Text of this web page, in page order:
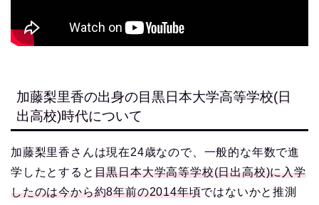
加藤梨里香の出身の目黒日本大学高等学校(日
出高校)時代について
加藤梨里香さんは現在24歳なので、一般的な年数で進
学したとすると 目黒日本大学高等学校(日出高校)に入学
したのは今から約8年前の2014年頃ではないかと推測